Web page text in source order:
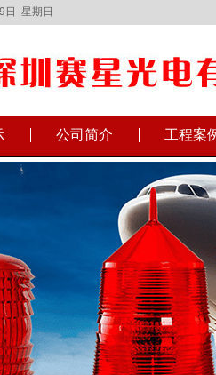
日 星期日
公司简介 工程案